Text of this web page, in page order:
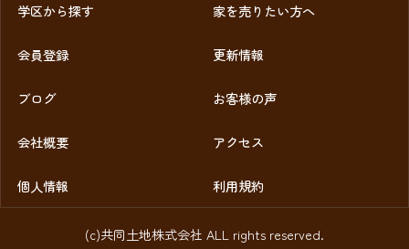
学区から探す 家を売りたい方へ
会員登録 更新情報
ブログ お客様の声
会社概要 アクセス
個人情報 利用規約
(c)共同土地株式会社 ALL rights reserved.